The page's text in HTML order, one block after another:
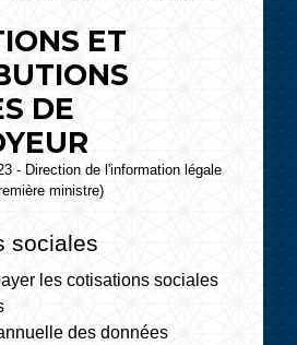
ET
DE
- Direction de l'information légale
ministre)
sociales
les cotisations sociales
des données